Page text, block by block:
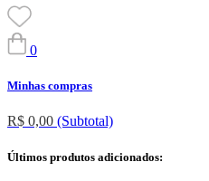
0
Minhas compras
R$ 0,00 (Subtotal)
Últimos produtos adicionados: